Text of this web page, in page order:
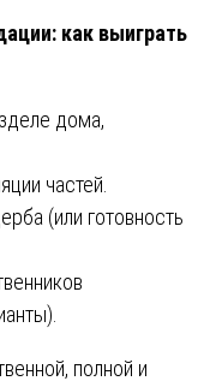
как выиграть
дома,
частей.
(или готовность
полной и